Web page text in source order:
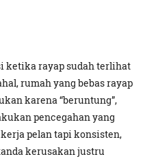
ketika rayap sudah terlihat
rumah yang bebas rayap
karena “beruntung”,
pencegahan yang
pelan tapi konsisten,
kerusakan justru